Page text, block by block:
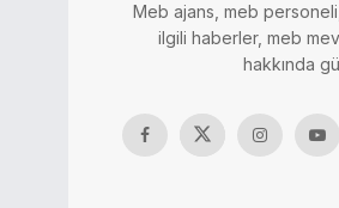
Meb ajans, meb
ilgili haberler, meb
hakkında